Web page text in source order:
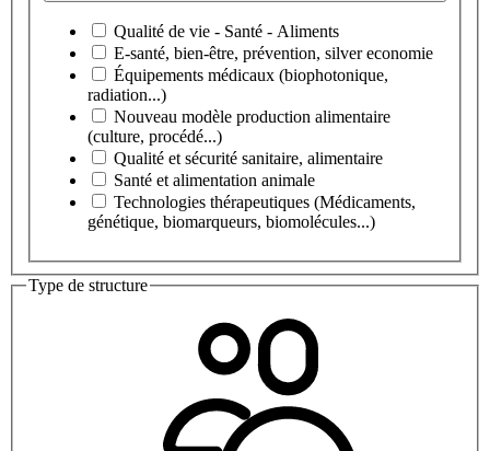
Qualité de vie - Santé - Aliments
E-santé, bien-être, prévention, silver economie
Équipements médicaux (biophotonique,
radiation...)
Nouveau modèle production alimentaire
(culture, procédé...)
Qualité et sécurité sanitaire, alimentaire
Santé et alimentation animale
Technologies thérapeutiques (Médicaments,
génétique, biomarqueurs, biomolécules...)
Type de structure